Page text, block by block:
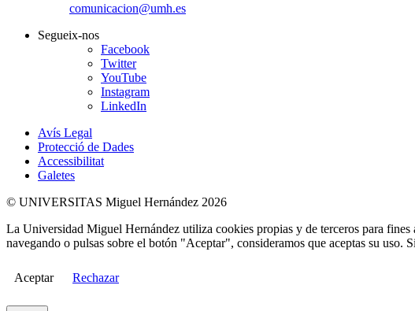
comunicacion@umh.es
Segueix-nos
Facebook
Twitter
YouTube
Instagram
LinkedIn
Avís Legal
Protecció de Dades
Accessibilitat
Galetes
© UNIVERSITAS Miguel Hernández 2026
La Universidad Miguel Hernández utiliza cookies propias y de terceros para fines
navegando o pulsas sobre el botón "Aceptar", consideramos que aceptas su
Aceptar Rechazar